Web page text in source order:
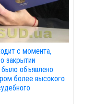
с момента,
закрытии
было объявлено
более высокого